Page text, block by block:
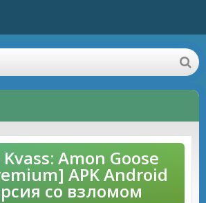
Amon Goose
APK Android
со взломом